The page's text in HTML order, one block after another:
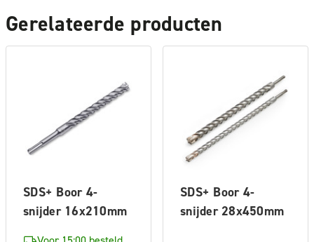
Gerelateerde producten
SDS+ Boor 4-
snijder 16x210mm
SDS+ Boor 4-
snijder 28x450mm